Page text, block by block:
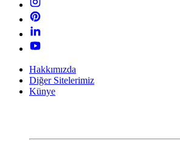
Hakkımızda
Diğer Sitelerimiz
Künye